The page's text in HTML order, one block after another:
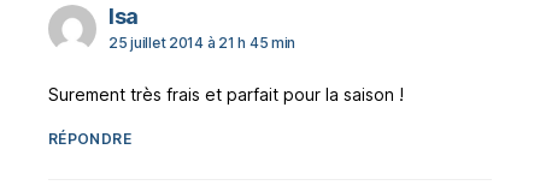
Isadit :
25 juillet 2014 à 21 h 45 min
Surement très frais et parfait pour la saison !
RÉPONDRE